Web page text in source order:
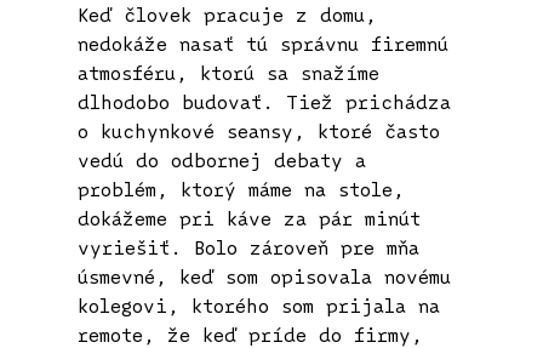
Keď človek pracuje z domu,
nedokáže nasať tú správnu firemnú
atmosféru, ktorú sa snažíme
dlhodobo budovať. Tiež prichádza
o kuchynkové seansy, ktoré často
vedú do odbornej debaty a
problém, ktorý máme na stole,
dokážeme pri káve za pár minút
vyriešiť. Bolo zároveň pre mňa
úsmevné, keď som opisovala novému
kolegovi, ktorého som prijala na
remote, že keď príde do firmy,